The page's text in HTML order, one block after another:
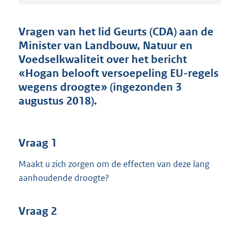
n
d
s
g
r
o
o
K
Vragen van het lid Geurts (CDA) aan de
Minister van Landbouw, Natuur en
Voedselkwaliteit over het bericht
«Hogan belooft versoepeling EU-regels
wegens droogte» (ingezonden 3
augustus 2018).
Vraag 1
Maakt u zich zorgen om de effecten van deze lang
aanhoudende droogte?
Vraag 2